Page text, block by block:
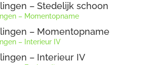
– Stedelijk schoon
– Momentopname
– Interieur IV